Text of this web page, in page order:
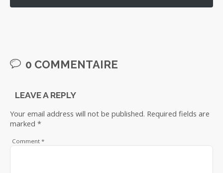
0 COMMENTAIRE
LEAVE A REPLY
Your email address will not be published. Required fields are
marked *
Comment *